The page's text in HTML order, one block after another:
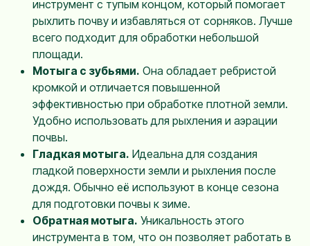
инструмент с тупым концом, который помогает
рыхлить почву и избавляться от сорняков. Лучше
всего подходит для обработки небольшой
площади.
Мотыга с зубьями. Она обладает ребристой
кромкой и отличается повышенной
эффективностью при обработке плотной земли.
Удобно использовать для рыхления и аэрации
почвы.
Гладкая мотыга. Идеальна для создания
гладкой поверхности земли и рыхления после
дождя. Обычно её используют в конце сезона
для подготовки почвы к зиме.
Обратная мотыга. Уникальность этого
инструмента в том, что он позволяет работать в